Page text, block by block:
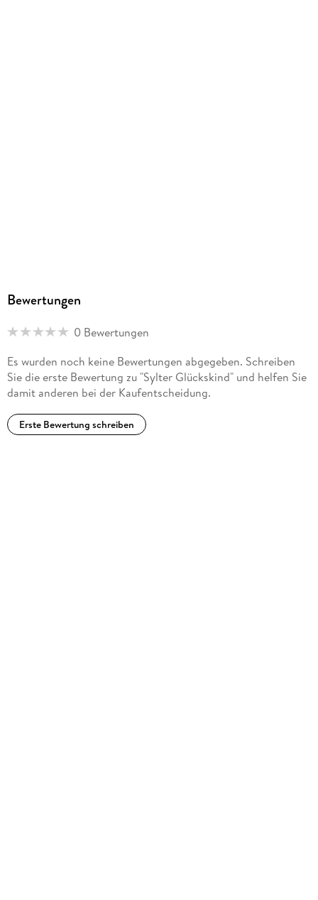
Bewertungen
0 Bewertungen
Es wurden noch keine Bewertungen abgegeben. Schreiben
Sie die erste Bewertung zu "Sylter Glückskind" und helfen Sie
damit anderen bei der Kaufentscheidung.
Erste Bewertung schreiben